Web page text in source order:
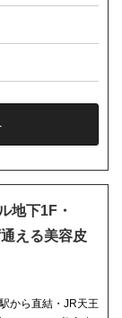
地下1F・
える美容皮
から直結・JR天王